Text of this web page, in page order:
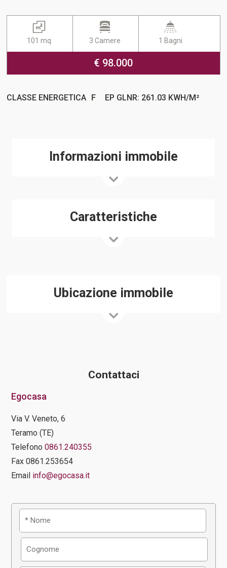
101 mq 3 Camere 1 Bagni
€ 98.000
CLASSE ENERGETICA F EP GLNR: 261.03 KWH/M²
Informazioni immobile
Caratteristiche
Ubicazione immobile
Contattaci
Egocasa
Via V. Veneto, 6
Teramo (TE)
Telefono 0861.240355
Fax 0861.253654
Email info@egocasa.it